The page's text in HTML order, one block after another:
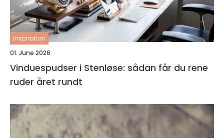
inspiration
01. June 2026
Vinduespudser i Stenløse: sådan får du rene
ruder året rundt